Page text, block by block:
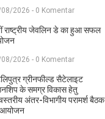
2026 - 0 Komentar
राष्ट्रीय जेवलिन डे का हुआ सफल
2026 - 0 Komentar
ग्रीनफील्ड सैटेलाइट
के समग्र विकास हेतु
अंतर-विभागीय परामर्श बैठक